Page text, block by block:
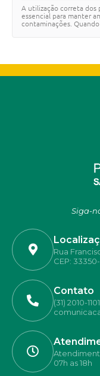
A utilização correta dos
essencial para manter
contaminações.
Siga-
Rua
CEP:
Contato
(31) 2010-1101
07h as 18h